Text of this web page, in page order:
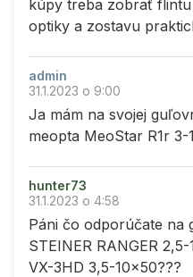
kúpy treba zobrať
optiky a zostavu
admin
31.1.2023 o 9:00
Ja mám na svojej
meopta MeoStar R1r 3-
hunter73
31.1.2023 o 4:58
Páni čo odporúčate na
STEINER RANGER
VX-3HD 3,5-10x50???